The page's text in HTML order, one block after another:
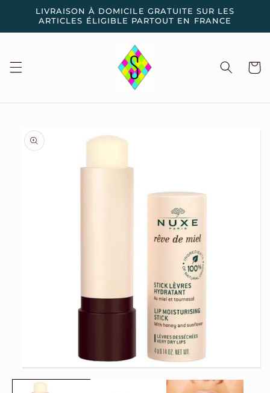
passer
contenu
LIVRAISON À DOMICILE GRATUITE SUR LES
ARTICLES ÉLIGIBLE PARTOUT EN FRANCE
Panier
Passer aux
informations
produits
le